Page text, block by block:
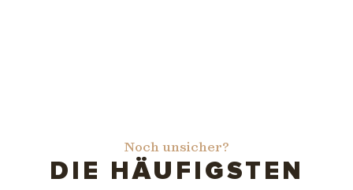
Noch unsicher?
DIE HÄUFIGSTEN